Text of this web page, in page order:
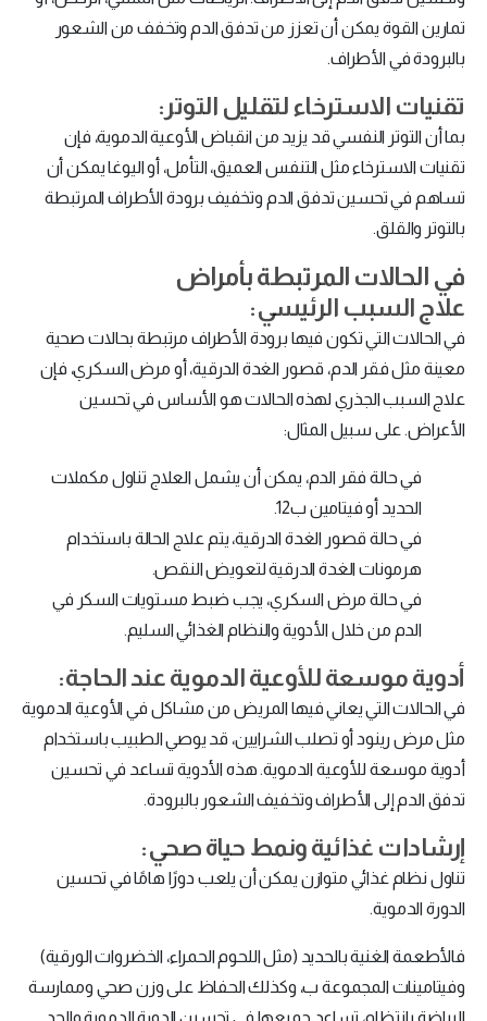
تمارين القوة يمكن أن تعزز من تدفق الدم وتخفف من الشعور
بالبرودة في الأطراف.
تقنيات الاسترخاء لتقليل التوتر:
بما أن التوتر النفسي قد يزيد من انقباض الأوعية الدموية، فإن
تقنيات الاسترخاء مثل التنفس العميق، التأمل، أو اليوغا يمكن أن
تساهم في تحسين تدفق الدم وتخفيف برودة الأطراف المرتبطة
بالتوتر والقلق.
في الحالات المرتبطة بأمراض
علاج السبب الرئيسي:
في الحالات التي تكون فيها برودة الأطراف مرتبطة بحالات صحية
معينة مثل فقر الدم، قصور الغدة الدرقية، أو مرض السكري، فإن
علاج السبب الجذري لهذه الحالات هو الأساس في تحسين
الأعراض. على سبيل المثال:
في حالة فقر الدم، يمكن أن يشمل العلاج تناول مكملات
الحديد أو فيتامين ب12.
في حالة قصور الغدة الدرقية، يتم علاج الحالة باستخدام
هرمونات الغدة الدرقية لتعويض النقص.
في حالة مرض السكري، يجب ضبط مستويات السكر في
الدم من خلال الأدوية والنظام الغذائي السليم.
أدوية موسعة للأوعية الدموية عند الحاجة:
في الحالات التي يعاني فيها المريض من مشاكل في الأوعية الدموية
مثل مرض رينود أو تصلب الشرايين، قد يوصي الطبيب باستخدام
أدوية موسعة للأوعية الدموية. هذه الأدوية تساعد في تحسين
تدفق الدم إلى الأطراف وتخفيف الشعور بالبرودة.
إرشادات غذائية ونمط حياة صحي:
تناول نظام غذائي متوازن يمكن أن يلعب دورًا هامًا في تحسين
الدورة الدموية.
فالأطعمة الغنية بالحديد (مثل اللحوم الحمراء، الخضروات الورقية)
وفيتامينات المجموعة ب، وكذلك الحفاظ على وزن صحي وممارسة
الرياضة بانتظام، تساعد جميعها في تحسين الدورة الدموية والحد